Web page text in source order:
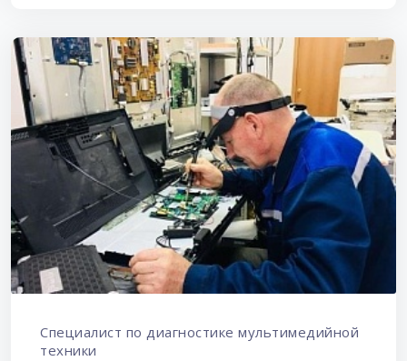
Специалист по диагностике мультимедийной
техники